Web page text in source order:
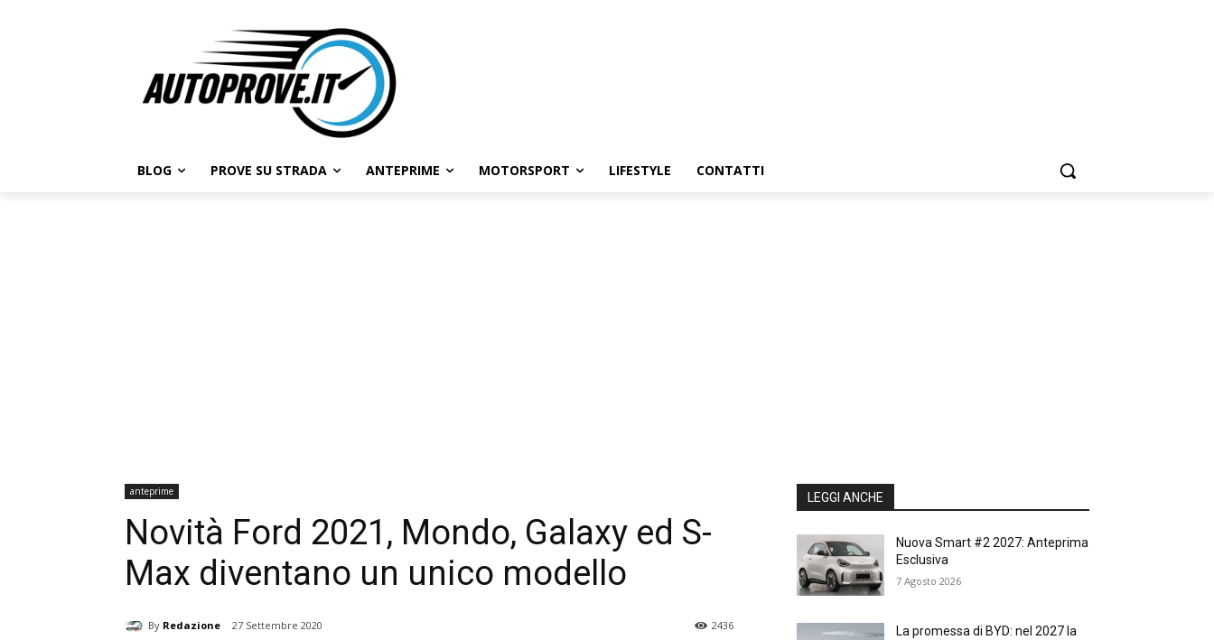
BLOG PROVE SU STRADA ANTEPRIME MOTORSPORT LIFESTYLE CONTATTI
anteprime
Novità Ford 2021, Mondo, Galaxy ed S-
Max diventano un unico modello
By Redazione 27 Settembre 2020 2436
LEGGI ANCHE
Nuova Smart #2 2027: Anteprima
Esclusiva
7 Agosto 2026
La promessa di BYD: nel 2027 la